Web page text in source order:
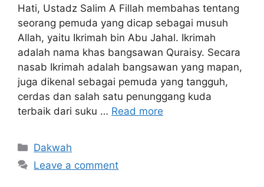
Hati, Ustadz Salim A Fillah membahas tentang
seorang pemuda yang dicap sebagai musuh
Allah, yaitu Ikrimah bin Abu Jahal. Ikrimah
adalah nama khas bangsawan Quraisy. Secara
nasab Ikrimah adalah bangsawan yang mapan,
juga dikenal sebagai pemuda yang tangguh,
cerdas dan salah satu penunggang kuda
terbaik dari suku … Read more
Categories
Dakwah
Leave a comment